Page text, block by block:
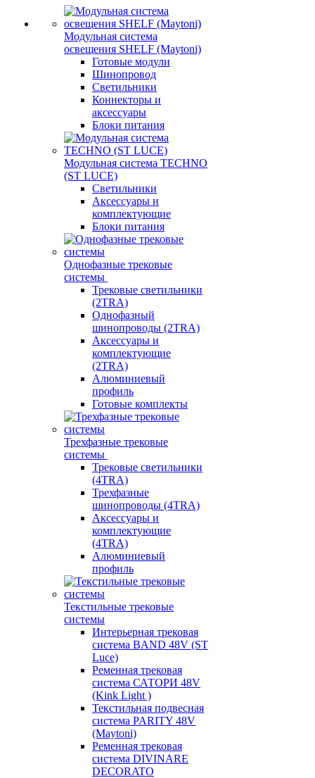
Модульная система
освещения SHELF (Maytoni)
Готовые модули
Шинопровод
Светильники
Коннекторы и
аксессуары
Блоки питания
Модульная система TECHNO
(ST LUCE)
Светильники
Аксессуары и
комплектующие
Блоки питания
Однофазные трековые
системы
Трековые светильники
(2TRA)
Однофазный
шинопроводы (2TRA)
Аксессуары и
комплектующие
(2TRA)
Алюминиевый
профиль
Готовые комплекты
Трехфазные трековые
системы
Трековые светильники
(4TRA)
Трехфазные
шинопроводы (4TRA)
Аксессуары и
комплектующие
(4TRA)
Алюминиевый
профиль
Текстильные трековые
системы
Интерьерная трековая
система BAND 48V (ST
Luce)
Ременная трековая
система САТОРИ 48V
(Kink Light )
Текстильная подвесная
система PARITY 48V
(Maytoni)
Ременная трековая
система DIVINARE
DECORATO